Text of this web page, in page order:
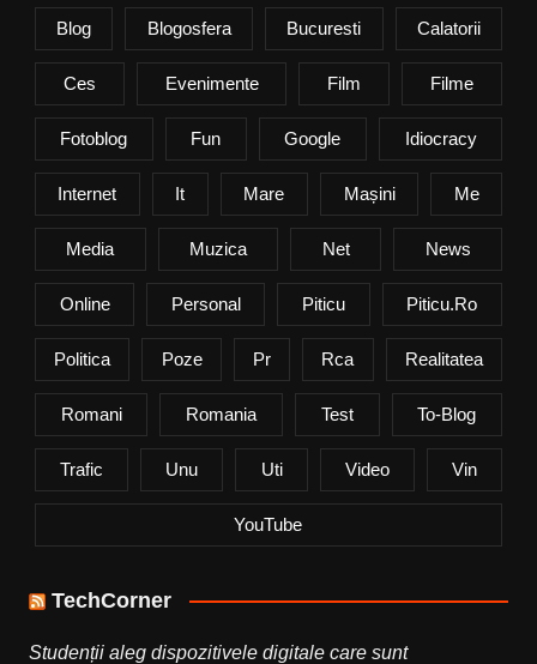
Blog Blogosfera Bucuresti Calatorii
Ces Evenimente Film Filme
Fotoblog Fun Google Idiocracy
Internet It Mare Mașini Me
Media Muzica Net News
Online Personal Piticu Piticu.ro
Politica Poze Pr Rca Realitatea
Romani Romania Test To-Blog
Trafic Unu Uti Video Vin
YouTube
TechCorner
Studenții aleg dispozitivele digitale care sunt